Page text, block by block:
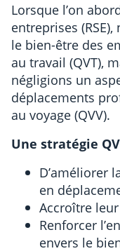
Lorsque l’on
entreprises
le bien-être des
au travail (QVT),
négligions un
déplacements
au voyage (QVV).
Une stratégie
D’améliorer
en
Accroître
Renforcer
envers le